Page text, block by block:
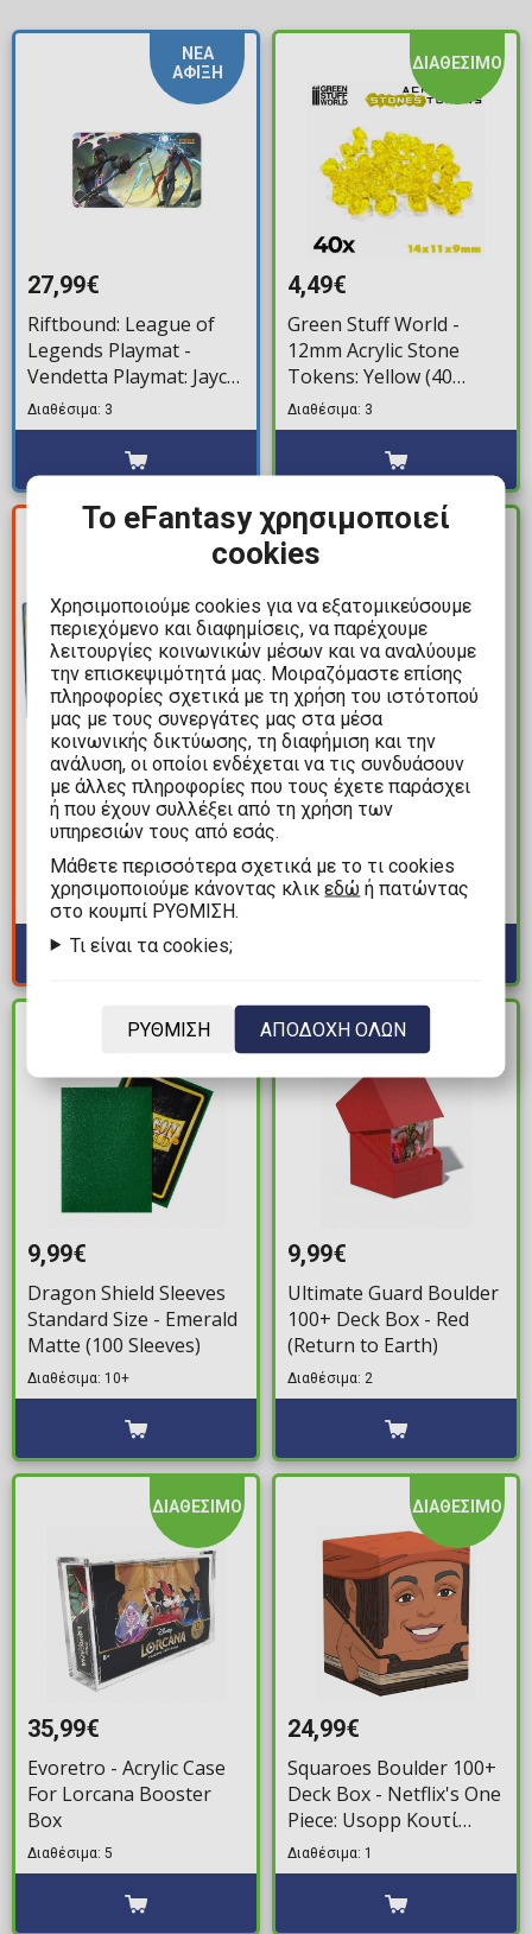
ΝΕΑ
ΑΦΙΞΗ
27,99€
Riftbound: League of
Legends Playmat -
Vendetta Playmat: Jayce
vs Viktor (61×36 cm)
Διαθέσιμα: 3
ΔΙΑΘΕΣΙΜΟ
4,49€
Green Stuff World -
12mm Acrylic Stone
Tokens: Yellow (40
τεμάχια)
Διαθέσιμα: 3
ΚΕΡΔΟΣ
4,20€
15,79€
19,99€
Ultimate Guard Playmat
- MTG: Teenage Mutant
Ninja Turtles -
Leonardo's Technique
Διαθέσιμα: 1
31,99€
The Acrylic Box - Acrylic
Case For Magic The
Gathering Play Booster
Box
Διαθέσιμα: 4
ΔΙΑΘΕΣΙΜΟ
9,99€
Dragon Shield Sleeves
Standard Size - Emerald
Matte (100 Sleeves)
Διαθέσιμα: 10+
9,99€
Ultimate Guard Boulder
100+ Deck Box - Red
(Return to Earth)
Διαθέσιμα: 2
ΔΙΑΘΕΣΙΜΟ
35,99€
Evoretro - Acrylic Case
For Lorcana Booster
Box
Διαθέσιμα: 5
ΔΙΑΘΕΣΙΜΟ
24,99€
Squaroes Boulder 100+
Deck Box - Netflix's One
Piece: Usopp Κουτί
Αποθήκευσης
Τραπουλών
Διαθέσιμα: 1
Το eFantasy χρησιμοποιεί
cookies
Χρησιμοποιούμε cookies για να εξατομικεύσουμε
περιεχόμενο και διαφημίσεις, να παρέχουμε
λειτουργίες κοινωνικών μέσων και να αναλύουμε
την επισκεψιμότητά μας. Μοιραζόμαστε επίσης
πληροφορίες σχετικά με τη χρήση του ιστότοπού
μας με τους συνεργάτες μας στα μέσα
κοινωνικής δικτύωσης, τη διαφήμιση και την
ανάλυση, οι οποίοι ενδέχεται να τις συνδυάσουν
με άλλες πληροφορίες που τους έχετε παράσχει
ή που έχουν συλλέξει από τη χρήση των
υπηρεσιών τους από εσάς.
Mάθετε περισσότερα σχετικά με το τι cookies
χρησιμοποιούμε κάνοντας κλικεδώ ή πατώντας
στο κουμπί ΡΥΘΜΙΣΗ.
Τι είναι τα cookies;
ΡΥΘΜΙΣΗ ΑΠΟΔΟΧΗ ΟΛΩΝ